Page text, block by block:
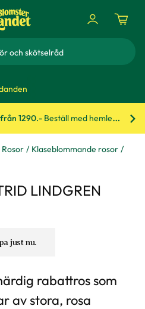
1290.- Beställ med hemleverans!
Rosor Klaseblommande rosor
LINDGREN
just nu.
rabattros som
av stora, rosa